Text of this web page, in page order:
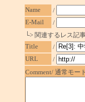
Name
/
E-Mail
/
└> 関連するレス記
Title
/
URL
/
Comment/ 通常モー